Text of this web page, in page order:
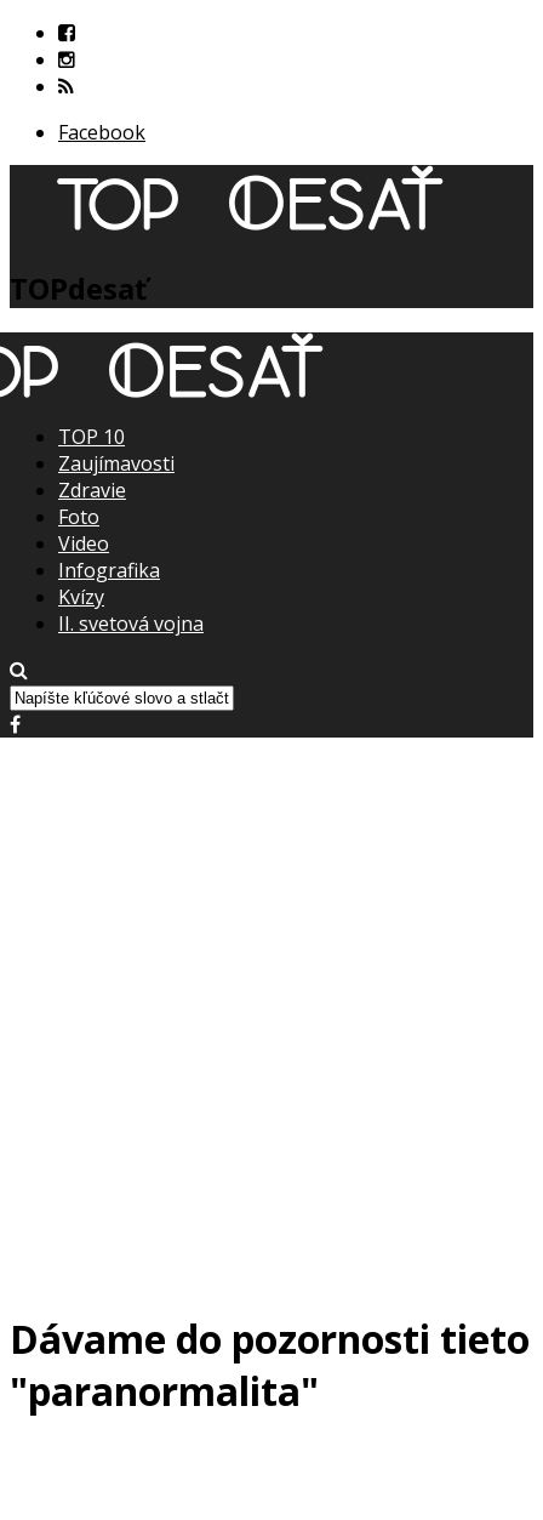
Facebook
TOPdesať
TOP 10
Zaujímavosti
Zdravie
Foto
Video
Infografika
Kvízy
II. svetová vojna
Dávame do pozornosti tieto
"paranormalita"